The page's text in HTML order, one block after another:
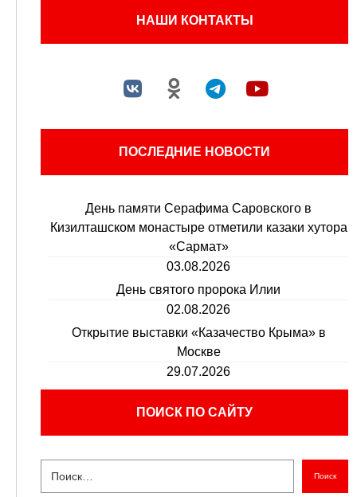
НАШИ КОНТАКТЫ
ПОСЛЕДНИЕ НОВОСТИ
День памяти Серафима Саровского в
Кизилташском монастыре отметили казаки хутора
«Сармат»
03.08.2026
День святого пророка Илии
02.08.2026
Открытие выставки «Казачество Крыма» в
Москве
29.07.2026
ПОИСК ПО САЙТУ
Поиск